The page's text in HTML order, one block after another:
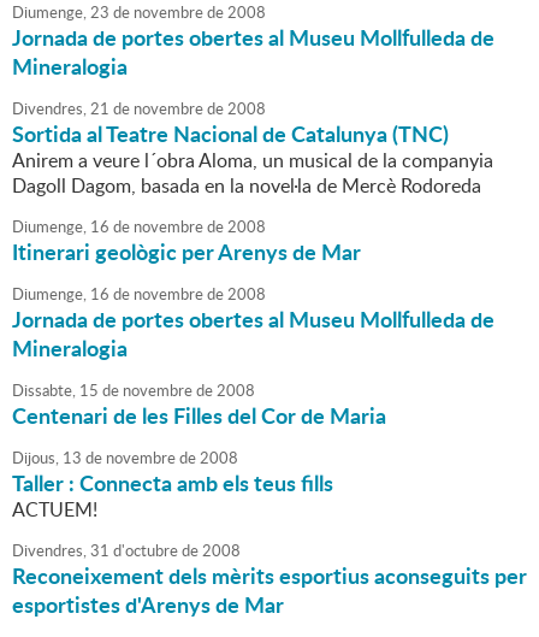
Diumenge,23 de novembrede2008
Jornada de portes obertes al Museu Mollfulleda de
Mineralogia
Divendres,21 de novembrede2008
Sortida al Teatre Nacional de Catalunya (TNC)
Anirem a veure l´obra Aloma, un musical de la companyia
Dagoll Dagom, basada en la novel·la de Mercè Rodoreda
Diumenge, 16 de novembrede2008
Itinerari geològic per Arenys de Mar
Diumenge, 16 de novembrede2008
Jornada de portes obertes al Museu Mollfulleda de
Mineralogia
Dissabte, 15 de novembrede2008
Centenari de les Filles del Cor de Maria
Dijous, 13 de novembrede2008
Taller : Connecta amb els teus fills
ACTUEM!
Divendres,31 d'octubrede2008
Reconeixement dels mèrits esportius aconseguits per
esportistes d'Arenys de Mar